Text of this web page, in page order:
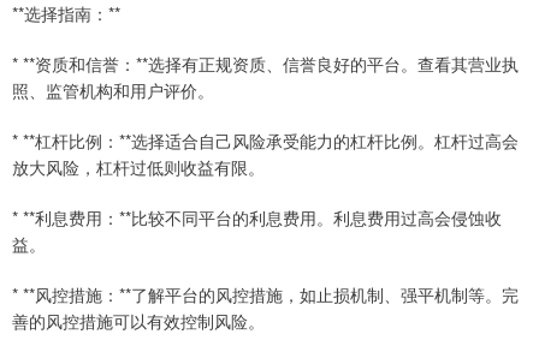
**选择指南：**
* **资质和信誉：**选择有正规资质、信誉良好的平台。查看其营业执
照、监管机构和用户评价。
* **杠杆比例：**选择适合自己风险承受能力的杠杆比例。杠杆过高会
放大风险，杠杆过低则收益有限。
* **利息费用：**比较不同平台的利息费用。利息费用过高会侵蚀收
益。
* **风控措施：**了解平台的风控措施，如止损机制、强平机制等。完
善的风控措施可以有效控制风险。